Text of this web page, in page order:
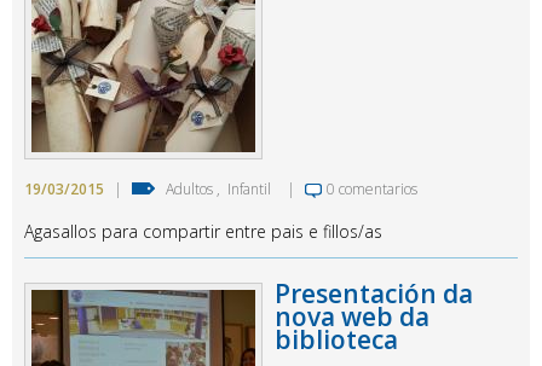
19/03/2015 | Adultos , Infantil | 0 comentarios
Agasallos para compartir entre pais e fillos/as
Presentación da
nova web da
biblioteca